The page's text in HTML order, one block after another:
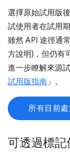
選擇原始試用版
試使用者在試用
雖然 API 途徑通
方說明)，但仍有
進一步瞭解來源
試用版指南」。
所有目前
可透過標記